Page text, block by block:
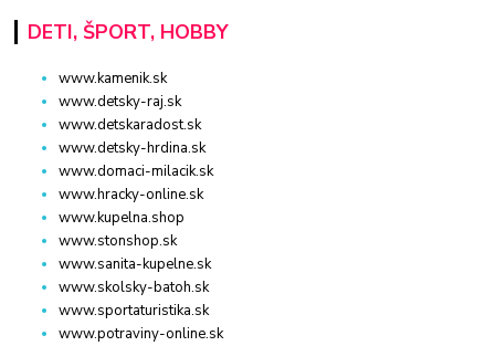
DETI, ŠPORT, HOBBY
www.kamenik.sk
www.detsky-raj.sk
www.detskaradost.sk
www.detsky-hrdina.sk
www.domaci-milacik.sk
www.hracky-online.sk
www.kupelna.shop
www.stonshop.sk
www.sanita-kupelne.sk
www.skolsky-batoh.sk
www.sportaturistika.sk
www.potraviny-online.sk